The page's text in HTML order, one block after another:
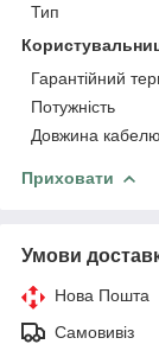
Тип
Гарантійний
Потужність
Довжина кабелю
Приховати
Умови
Нова Пошта
Самовивіз